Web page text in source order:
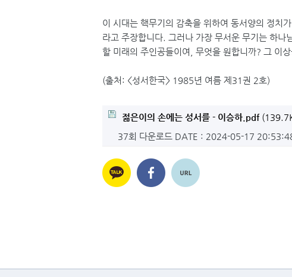
이 시대는 핵무기의 감축을 위하여 동서양의 정치
라고 주장합니다. 그러나 가장 무서운 무기는 하
할 미래의 주인공들이여, 무엇을 원합니까? 그 이
(출처: <성서한국> 1985년 여름 제31권 2호)
젊은이의 손에는 성서를 - 이승하.pdf
37회 다운로드 DATE : 2024-05-17